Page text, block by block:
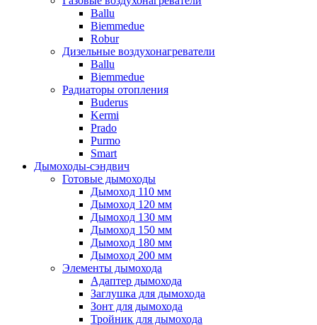
Ballu
Biemmedue
Robur
Дизельные воздухонагреватели
Ballu
Biemmedue
Радиаторы отопления
Buderus
Kermi
Prado
Purmo
Smart
Дымоходы-сэндвич
Готовые дымоходы
Дымоход 110 мм
Дымоход 120 мм
Дымоход 130 мм
Дымоход 150 мм
Дымоход 180 мм
Дымоход 200 мм
Элементы дымохода
Адаптер дымохода
Заглушка для дымохода
Зонт для дымохода
Тройник для дымохода